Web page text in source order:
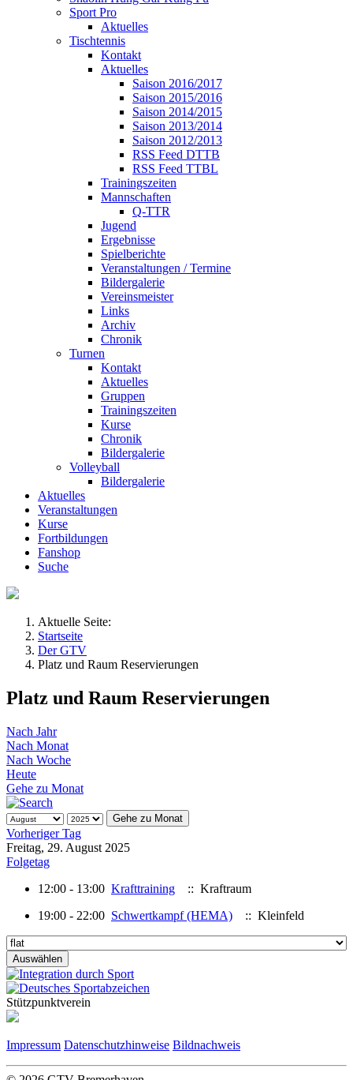
Sport Pro
Aktuelles
Tischtennis
Kontakt
Aktuelles
Saison 2016/2017
Saison 2015/2016
Saison 2014/2015
Saison 2013/2014
Saison 2012/2013
RSS Feed DTTB
RSS Feed TTBL
Trainingszeiten
Mannschaften
Q-TTR
Jugend
Ergebnisse
Spielberichte
Veranstaltungen / Termine
Bildergalerie
Vereinsmeister
Links
Archiv
Chronik
Turnen
Kontakt
Aktuelles
Gruppen
Trainingszeiten
Kurse
Chronik
Bildergalerie
Volleyball
Bildergalerie
Aktuelles
Veranstaltungen
Kurse
Fortbildungen
Fanshop
Suche
Aktuelle Seite:
Startseite
Der GTV
Platz und Raum Reservierungen
Platz und Raum Reservierungen
Nach Jahr
Nach Monat
Nach Woche
Heute
Gehe zu Monat
Gehe zu Monat
Vorheriger Tag
Freitag, 29. August 2025
Folgetag
12:00 - 13:00 Krafttraining
:: Kraftraum
19:00 - 22:00 Schwertkampf (HEMA) :: Kleinfeld
Stützpunktverein
Impressum Datenschutzhinweise Bildnachweis